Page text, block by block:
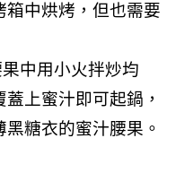
中烘烤，但也需要
中用小火拌炒均
上蜜汁即可起鍋，
糖衣的蜜汁腰果。